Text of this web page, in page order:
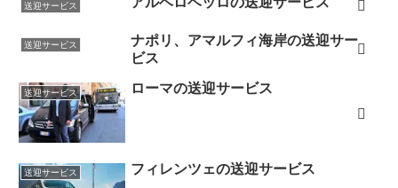
送迎サービス
送迎サービス
ナポリ、アマルフィ海岸の送迎サー
ビス
送迎サービス ローマの送迎サービス
送迎サービス フィレンツェの送迎サービス